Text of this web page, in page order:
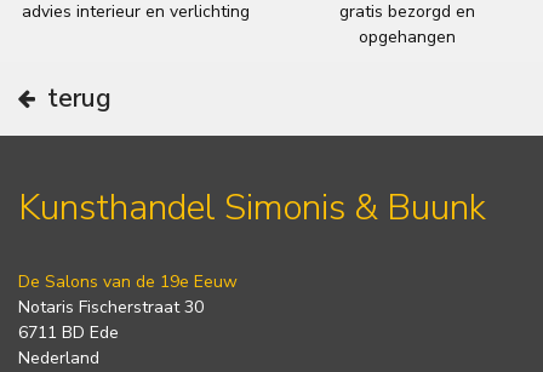
advies interieur en verlichting
gratis bezorgd en
opgehangen
terug
Kunsthandel Simonis & Buunk
De Salons van de 19e Eeuw
Notaris Fischerstraat 30
6711 BD Ede
Nederland